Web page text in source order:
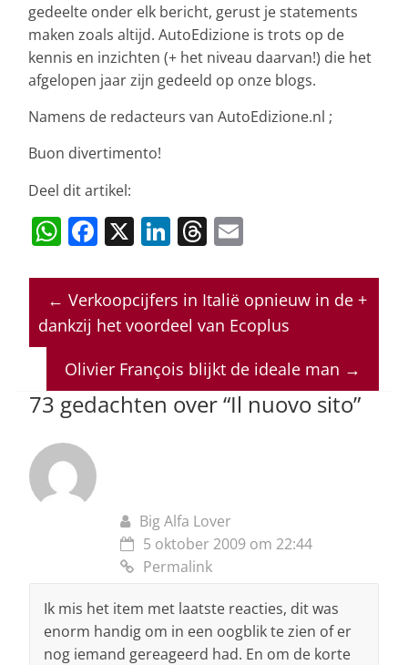
gedeelte onder elk bericht, gerust je statements
maken zoals altijd. AutoEdizione is trots op de
kennis en inzichten (+ het niveau daarvan!) die het
afgelopen jaar zijn gedeeld op onze blogs.
Namens de redacteurs van AutoEdizione.nl ;
Buon divertimento!
Deel dit artikel:
W
at
s
p
p
F
c
e
o
o
X Li
k
e
n
T
re
a
s
ai
l
← Verkoopcijfers in Italië opnieuw in de +
dankzij het voordeel van Ecoplus
Olivier François blijkt de ideale man →
73 gedachten over “Il nuovo sito”
Big Alfa Lover
5 oktober 2009 om 22:44
Permalink
Ik mis het item met laatste reacties, dit was
enorm handig om in een oogblik te zien of er
nog iemand gereageerd had. En om de korte